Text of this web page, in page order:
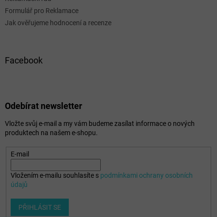
Formulář pro Reklamace
Jak ověřujeme hodnocení a recenze
Facebook
Odebírat newsletter
Vložte svůj e-mail a my vám budeme zasílat informace o nových
produktech na našem e-shopu.
E-mail
Vložením e-mailu souhlasíte s podmínkami ochrany osobních
údajů
PŘIHLÁSIT SE